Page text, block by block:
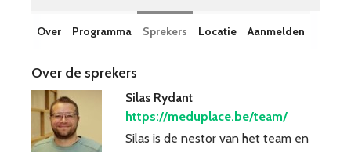
Over Programma Sprekers Locatie Aanmelden
Over de sprekers
Silas Rydant
https://meduplace.be/team/
Silas is de nestor van het team en